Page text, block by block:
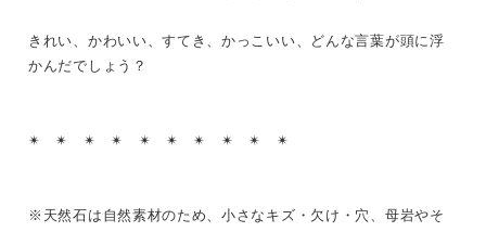
きれい、かわいい、すてき、かっこいい、どんな言葉が頭に浮
かんだでしょう？
✴︎ ✴︎ ✴︎ ✴︎ ✴︎ ✴︎ ✴︎ ✴︎ ✴︎ ✴︎
※天然石は自然素材のため、小さなキズ・欠け・穴、母岩やそ